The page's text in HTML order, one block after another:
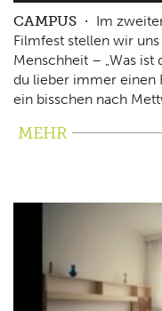
CAMPUS
Im
Filmfest stellen wir
Menschheit – „Was ist
du lieber immer einen
ein bisschen nach
MEHR